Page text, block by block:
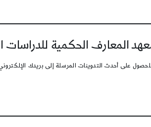
المعارف الحكمية للدراسات
على أحدث التدوينات المرسلة إلى بريدك